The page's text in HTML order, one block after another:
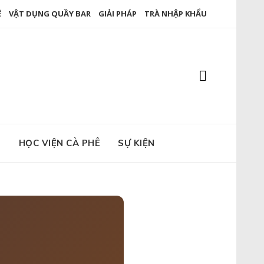
VẬT DỤNG QUẦY BAR GIẢI PHÁP TRÀ NHẬP KHẨU
HỌC VIỆN CÀ PHÊ SỰ KIỆN